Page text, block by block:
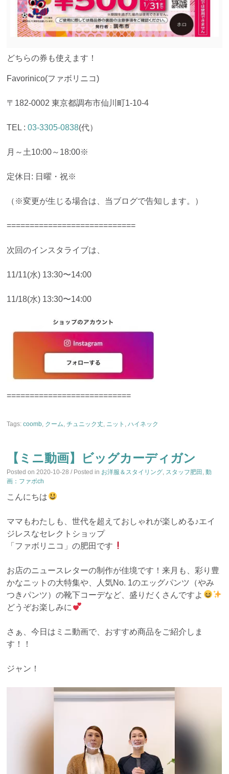
どちらの券も使えます！
Favorinico(ファボリニコ)
〒182-0002 東京都調布市仙川町1-10-4
TEL :03-3305-0838(代）
月～土10:00～18:00※
定休日: 日曜・祝※
（※変更が生じる場合は、当ブログで告知します。）
============================
次回のインスタライブは、
11/11(水) 13:30〜14:00
11/18(水) 13:30〜14:00
===========================
Tags:coomb, クーム,チュニック丈, ニット ,ハイネック
【ミニ動画】ビッグカーディガン
Posted on2020-10-28 / Posted in お洋服＆スタイリング, スタッフ肥田 ,動
画：ファボch
こんにちは
ママもわたしも、世代を超えておしゃれが楽しめる♪エイ
ジレスなセレクトショップ
「ファボリニコ」の肥田です
お店のニュースレターの制作が佳境です！来月も、彩り豊
かなニットの大特集や、人気No. 1のエッグパンツ（やみ
つきパンツ）の靴下コーデなど、盛りだくさんですよ
どうぞお楽しみに
さぁ、今日はミニ動画で、おすすめ商品をご紹介しま
す！！
ジャン！